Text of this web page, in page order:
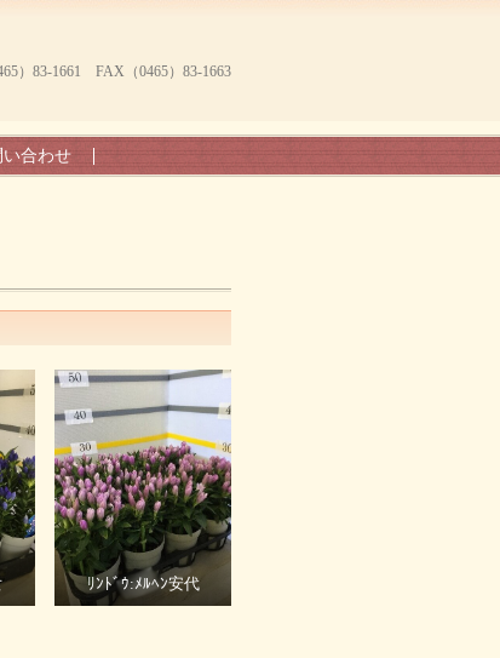
）83-1661 FAX（0465）83-1663
い合わせ
ﾘﾝﾄﾞｳ:ﾒﾙﾍﾝ安代